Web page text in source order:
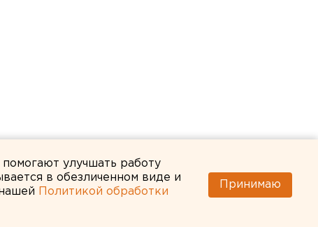
улучшать работу
в обезличенном виде и
Политикой обработки
Принимаю